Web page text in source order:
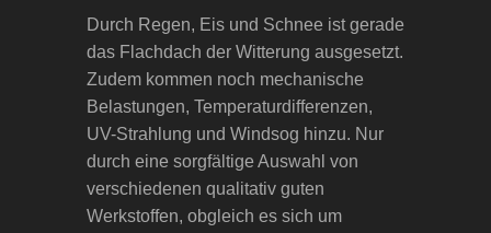
Durch Regen, Eis und Schnee ist gerade
das Flachdach der Witterung ausgesetzt.
Zudem kommen noch mechanische
Belastungen, Temperaturdifferenzen,
UV-Strahlung und Windsog hinzu. Nur
durch eine sorgfältige Auswahl von
verschiedenen qualitativ guten
Werkstoffen, obgleich es sich um